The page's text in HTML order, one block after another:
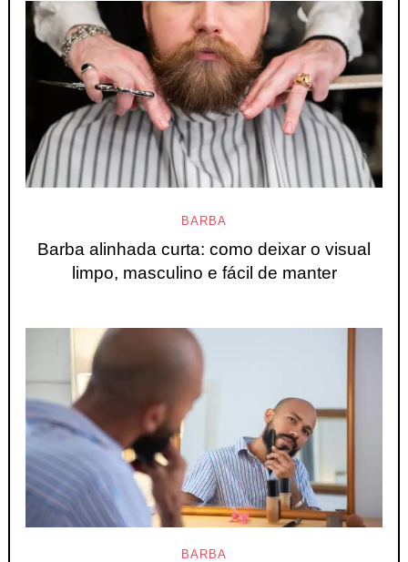
BARBA
Barba alinhada curta: como deixar o visual
limpo, masculino e fácil de manter
BARBA